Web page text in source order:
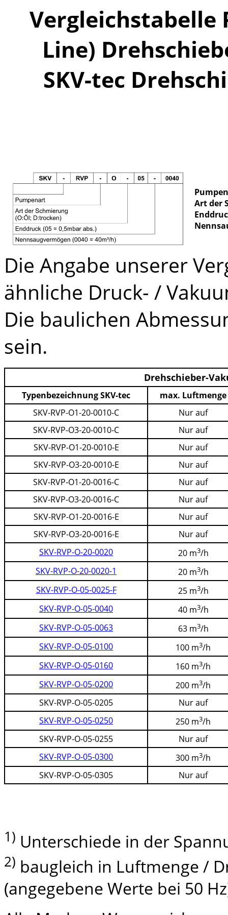
Vergleichstabelle
Line)
SKV-tec
Art der
Die Angabe unserer
ähnliche Druck- /
Die baulichen
sein.
Drehschieber-
Typenbezeichnung SKV-tec
max. Luftmenge
SKV-RVP-O1-20-0010-C
Nur auf
SKV-RVP-O3-20-0010-C
Nur auf
SKV-RVP-O1-20-0010-E
Nur auf
SKV-RVP-O3-20-0010-E
Nur auf
SKV-RVP-O1-20-0016-C
Nur auf
SKV-RVP-O3-20-0016-C
Nur auf
SKV-RVP-O1-20-0016-E
Nur auf
SKV-RVP-O3-20-0016-E
Nur auf
SKV-RVP-O-20-0020
20 m3/h
SKV-RVP-O-20-0020-1
20 m3/h
SKV-RVP-O-05-0025-F
25 m3/h
SKV-RVP-O-05-0040
40 m3/h
SKV-RVP-O-05-0063
63 m3/h
SKV-RVP-O-05-0100
100 m3/h
SKV-RVP-O-05-0160
160 m3/h
SKV-RVP-O-05-0200
200 m3/h
SKV-RVP-O-05-0205
Nur auf
SKV-RVP-O-05-0250
250 m3/h
SKV-RVP-O-05-0255
Nur auf
SKV-RVP-O-05-0300
300 m3/h
SKV-RVP-O-05-0305
Nur auf
1) Unterschiede in der
2) baugleich in Luftmenge /
(angegebene Werte bei 50